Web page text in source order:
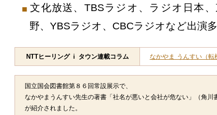
文化放送、TBSラジオ、ラジオ日本
野、YBSラジオ、CBCラジオなど出演
NTTヒーリング i タウン連載コラム なかやま うんすい（
国立国会図書館第８６回常設展示で、
なかやまうんすい先生の著書「社名が悪いと会社が危ない」（角川
が紹介されました。